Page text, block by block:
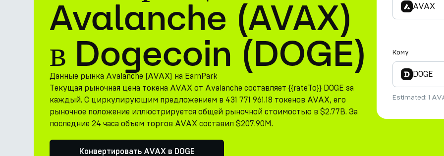
Токен PARK
Ресурсы
Компания
Avalanche (AVAX)
в Dogecoin (DOGE)
Данные рынка Avalanche (AVAX) на EarnPark
Текущая рыночная цена токена AVAX от Avalanche составляет {{rateTo}} DOGE за
каждый. С циркулирующим предложением в 431 771 961.18 токенов AVAX, его
рыночное положение иллюстрируется общей рыночной стоимостью в $2.77B. За
последние 24 часа объем торгов AVAX составил $207.90M.
Конвертировать AVAX в DOGE
AVAX
Кому
DOGE
Estimated: 1